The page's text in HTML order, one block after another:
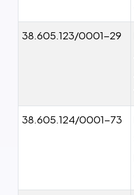
38.605.123/0001-29
38.605.124/0001-73